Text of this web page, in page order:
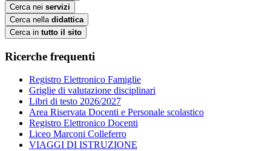
Cerca nei servizi
Cerca nella didattica
Cerca in tutto il sito
Ricerche frequenti
Registro Elettronico Famiglie
Griglie di valutazione disciplinari
Libri di testo 2026/2027
Area Riservata Docenti e Personale scolastico
Registro Elettronico Docenti
Liceo Marconi Colleferro
VIAGGI DI ISTRUZIONE